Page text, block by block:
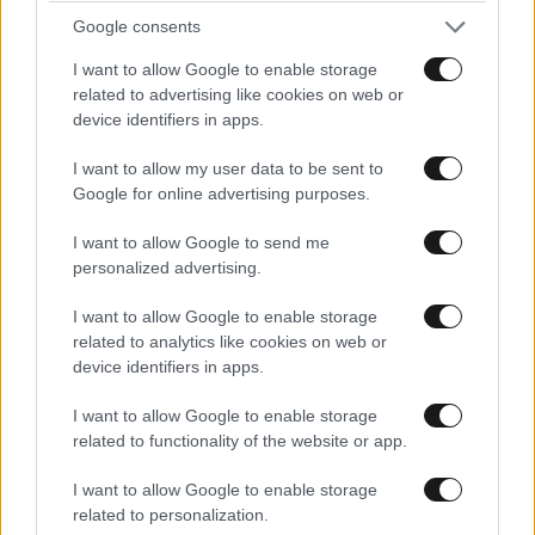
Google consents
I want to allow Google to enable storage
related to advertising like cookies on web or
device identifiers in apps.
I want to allow my user data to be sent to
Google for online advertising purposes.
I want to allow Google to send me
personalized advertising.
I want to allow Google to enable storage
related to analytics like cookies on web or
device identifiers in apps.
I want to allow Google to enable storage
related to functionality of the website or app.
I want to allow Google to enable storage
related to personalization.
Δεν μας αναφέρει το άρθρο βέβαια τι προηγήθηκε.
Γιατί αυτοί οι άνθρωποι βρίσκονταν σε αυτή την
κατάσταση; Μήπως πέσανε θύματα ρατσιστικής βίας;
Μήπως έγινε κατάχρηση εξουσίας; Που θα βρουν το
βιάζεστε να βγάζετε συμπεράσματα ας δούμε πρώτα
τι έγινε .
σωστός 08·07·2026 17:42
κανείς δεν σκέφτηκε γιατρούς νοσηλευτές και
πολίτες και κρατούμενους στο ΑΤ, ούτε τους
φορολογούμενους που θα πληρώσουν πάλι τις
ζημιές που δημιούργησαν